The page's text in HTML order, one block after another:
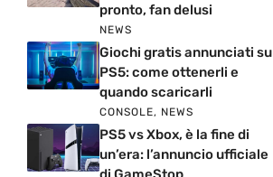
pronto, fan delusi
NEWS
Giochi gratis annunciati su
PS5: come ottenerli e
quando scaricarli
CONSOLE, NEWS
PS5 vs Xbox, è la fine di
un’era: l’annuncio ufficiale